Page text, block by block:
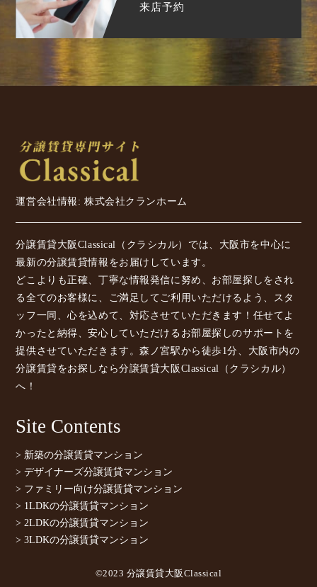
来店予約
運営会社情報: 株式会社クランホーム
分譲賃貸大阪Classical（クラシカル）では、大阪市を中心に
最新の分譲賃貸情報をお届けしています。
どこよりも正確、丁寧な情報発信に努め、お部屋探しをされ
る全てのお客様に、ご満足してご利用いただけるよう、スタ
ッフ一同、心を込めて、対応させていただきます！任せてよ
かったと納得、安心していただけるお部屋探しのサポートを
提供させていただきます。森ノ宮駅から徒歩1分、大阪市内の
分譲賃貸をお探しなら分譲賃貸大阪Classical（クラシカル）
へ！
Site Contents
> 新築の分譲賃貸マンション
> デザイナーズ分譲賃貸マンション
> ファミリー向け分譲賃貸マンション
> 1LDKの分譲賃貸マンション
> 2LDKの分譲賃貸マンション
> 3LDKの分譲賃貸マンション
©2023 分譲賃貸大阪Classical